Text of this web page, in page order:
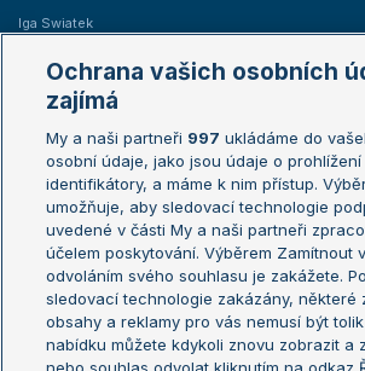
Iga Swiatek
Žebříčky
Žebříček ATP (muži)
Žebříček WTA (ženy)
Sázkařský žebříček
Australian Open
French Open
Wimbledon
US Open
Turnaj mistrů
Turnaj mistryň
Aktualní trendy
Ochrana vašich osobních
zajímá
My a naši partneři 997 ukládáme do
osobní údaje, jako jsou údaje o
identifikátory, a máme k nim přístup.
umožňuje, aby sledovací technologie
uvedené v části My a naši partneři
účelem poskytování. Výběrem Zamítnout
odvoláním svého souhlasu je zakážete.
sledovací technologie zakázány, některé
obsahy a reklamy pro vás nemusí být
nabídku můžete kdykoli znovu zobrazit a